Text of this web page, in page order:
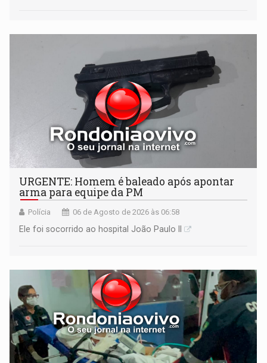
URGENTE: Homem é baleado após apontar
arma para equipe da PM
Polícia 06 de Agosto de 2026 às 06:58
Ele foi socorrido ao hospital João Paulo II